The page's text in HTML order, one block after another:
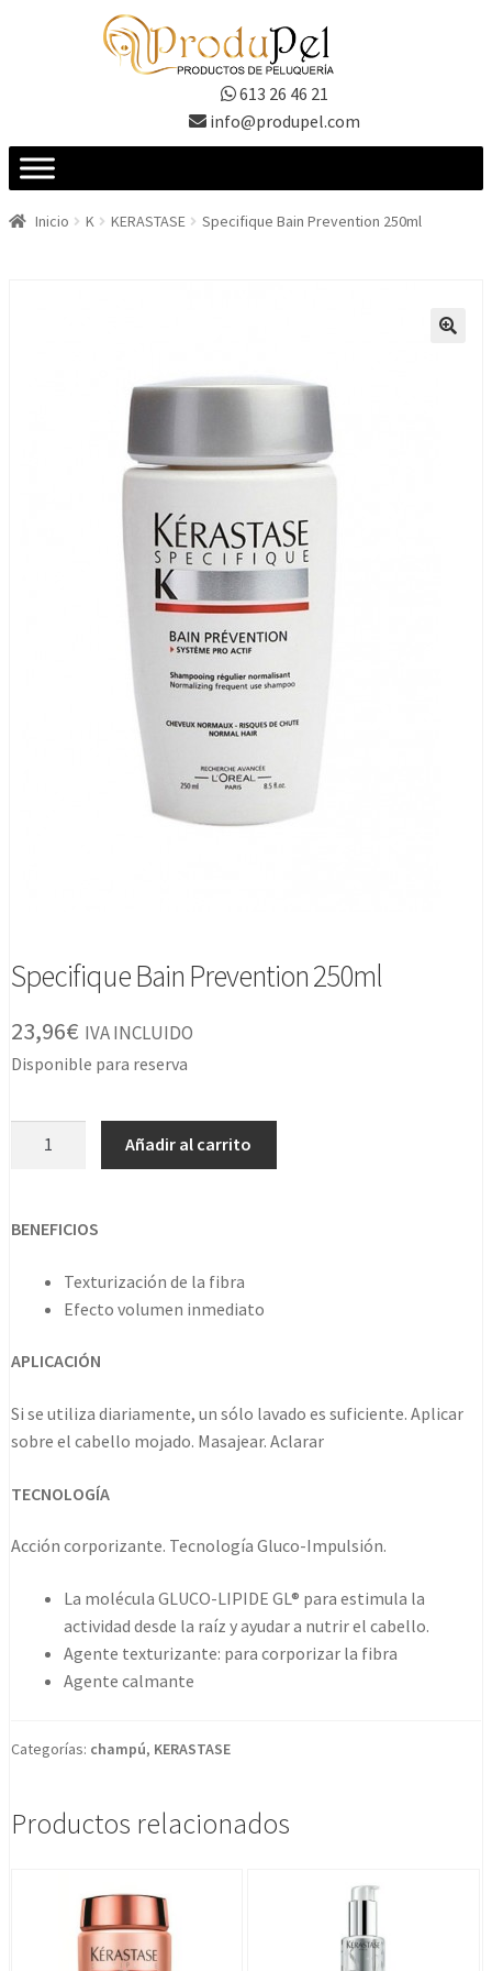
613 26 46 21
info@produpel.com
Inicio K KERASTASE Specifique Bain Prevention 250ml
Specifique Bain Prevention 250ml
23,96€ IVA INCLUIDO
Disponible para reserva
cantidad
Añadir al carrito
BENEFICIOS
Texturización de la fibra
Efecto volumen inmediato
APLICACIÓN
Si se utiliza diariamente, un sólo lavado es suficiente. Aplicar
sobre el cabello mojado. Masajear. Aclarar
TECNOLOGÍA
Acción corporizante. Tecnología Gluco-Impulsión.
La molécula GLUCO-LIPIDE GL® para estimula la
actividad desde la raíz y ayudar a nutrir el cabello.
Agente texturizante: para corporizar la fibra
Agente calmante
Categorías: champú, KERASTASE
Productos relacionados